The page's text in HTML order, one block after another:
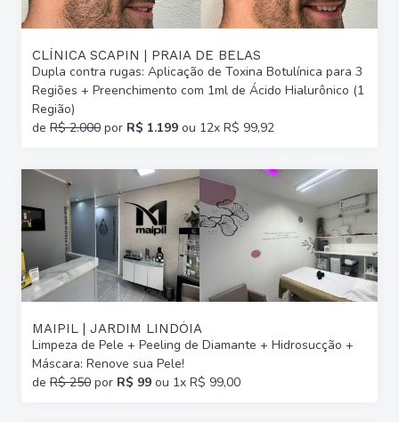
CLÍNICA SCAPIN | PRAIA DE BELAS
Dupla contra rugas: Aplicação de Toxina Botulínica para 3
Regiões + Preenchimento com 1ml de Ácido Hialurônico (1
Região)
de R$ 2.000 por R$ 1.199 ou 12x R$ 99,92
MAIPIL | JARDIM LINDÓIA
Limpeza de Pele + Peeling de Diamante + Hidrosucção +
Máscara: Renove sua Pele!
de R$ 250 por R$ 99 ou 1x R$ 99,00